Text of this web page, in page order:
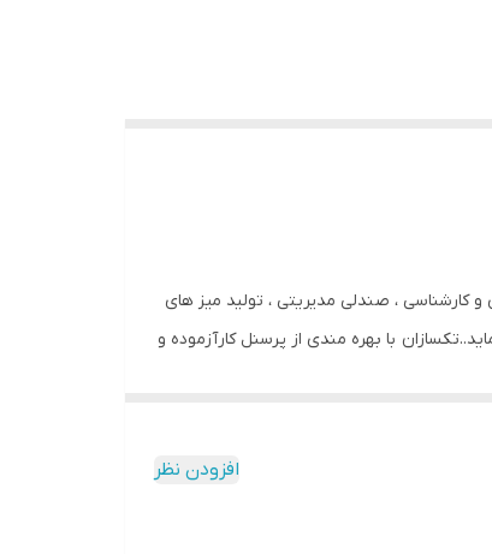
و کارشناسی ، صندلی مدیریتی ، تولید میز های
با بهره مندی از پرسنل کارآزموده و
کرده است تا بتوانید تمامی محصولات تولیدی
افزودن نظر